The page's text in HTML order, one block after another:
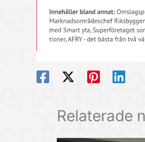
Relaterade